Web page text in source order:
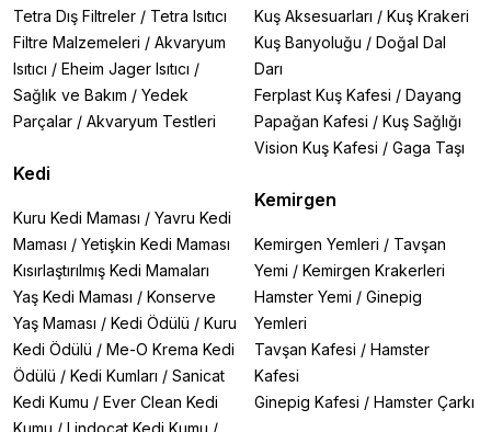
Tetra Dış Filtreler / Tetra Isıtıcı
Filtre Malzemeleri / Akvaryum
Isıtıcı / Eheim Jager Isıtıcı /
Sağlık ve Bakım / Yedek
Parçalar / Akvaryum Testleri
Kedi
Kuru Kedi Maması / Yavru Kedi
Maması / Yetişkin Kedi Maması
Kısırlaştırılmış Kedi Mamaları
Yaş Kedi Maması / Konserve
Yaş Maması / Kedi Ödülü / Kuru
Kedi Ödülü / Me-O Krema Kedi
Ödülü / Kedi Kumları / Sanicat
Kedi Kumu / Ever Clean Kedi
Kumu / Lindocat Kedi Kumu /
Kuş Aksesuarları / Kuş Krakeri
Kuş Banyoluğu / Doğal Dal
Darı
Ferplast Kuş Kafesi / Dayang
Papağan Kafesi / Kuş Sağlığı
Vision Kuş Kafesi / Gaga Taşı
Kemirgen
Kemirgen Yemleri / Tavşan
Yemi / Kemirgen Krakerleri
Hamster Yemi / Ginepig
Yemleri
Tavşan Kafesi / Hamster
Kafesi
Ginepig Kafesi / Hamster Çarkı